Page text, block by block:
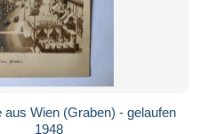
Wien (Graben) - gelaufen
1948